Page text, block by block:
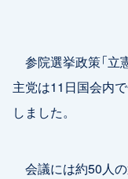
参院選挙政策「立
主党は11日国会内
しました。
会議には約50人